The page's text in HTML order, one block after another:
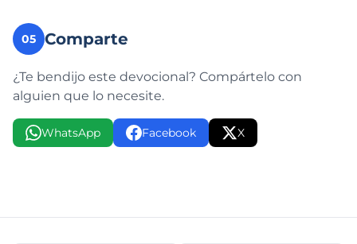
05 Comparte
¿Te bendijo este devocional? Compártelo con
alguien que lo necesite.
WhatsApp Facebook X